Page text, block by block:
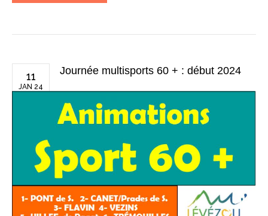
11
JAN 24
Journée multisports 60 + : début 2024